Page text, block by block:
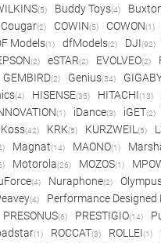
(5) Buddy Toys(4)
Cougar(2) COWIN(5) COWON(1)
Models(1) dfModels(2) DJI(92)
(2) eSTAR(2) EVOLVEO(2)
GEMBIRD(2) Genius(34)
(4) HISENSE(35) HITACHI(13)
(1) iDance(3) iGET(2)
Koss(42) KRK(5) KURZWEIL(5)
Magnat(14) MAONO(1)
Motorola(26) MOZOS(1)
(4) Nuraphone(2)
(4) Performance
PRESONUS(6) PRESTIGIO(14)
(1) ROCCAT(3) ROLLEI(1)